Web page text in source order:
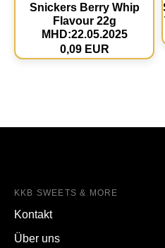
Snickers Berry Whip
Flavour 22g
MHD:22.05.2025
0,09 EUR
KKB SWEETS & MORE
Kontakt
Über uns